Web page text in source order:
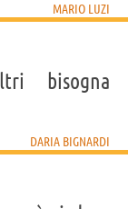
MARIO LUZI
bisogna
DARIA BIGNARDI